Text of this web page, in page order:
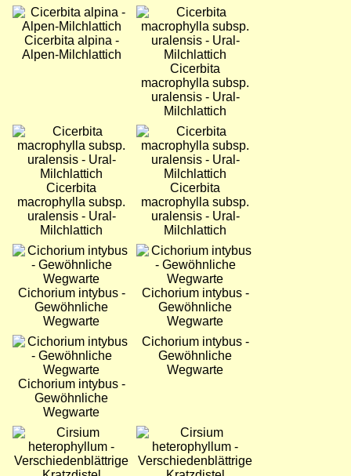
Bild
Cicerbita alpina -
Alpen-Milchlattich
Bild
Cicerbita
macrophylla subsp.
uralensis - Ural-
Milchlattich
Bild
Cicerbita
macrophylla subsp.
uralensis - Ural-
Milchlattich
Bild
Cicerbita
macrophylla subsp.
uralensis - Ural-
Milchlattich
Bild
Cichorium intybus -
Gewöhnliche
Wegwarte
Bild
Cichorium intybus -
Gewöhnliche
Wegwarte
Bild
Cichorium intybus -
Gewöhnliche
Wegwarte
Cichorium intybus -
Gewöhnliche
Wegwarte
Bild Bild